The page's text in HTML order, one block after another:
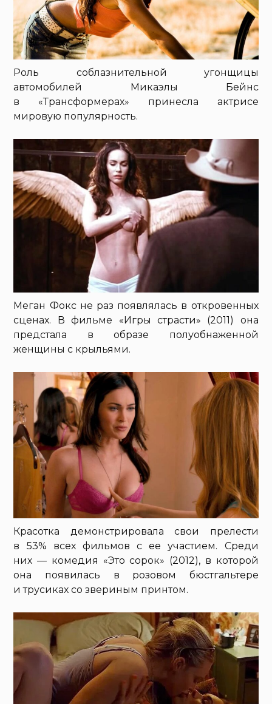
Роль соблазнительной угонщицы
автомобилей Микаэлы Бейнс
в «Трансформерах» принесла актрисе
мировую популярность.
Меган Фокс не раз появлялась в откровенных
сценах. В фильме «Игры страсти» (2011) она
предстала в образе полуобнаженной
женщины с крыльями.
Красотка демонстрировала свои прелести
в 53% всех фильмов с ее участием. Среди
них — комедия «Это сорок» (2012), в которой
она появилась в розовом бюстгальтере
и трусиках со звериным принтом.